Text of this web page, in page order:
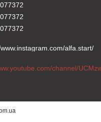
alfa.start/